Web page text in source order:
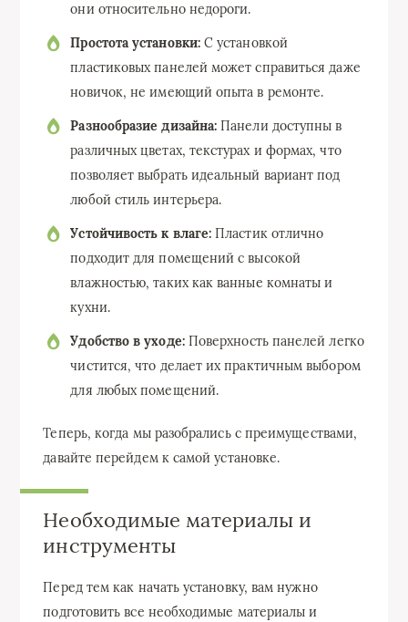
они относительно недороги.
Простота установки:С установкой
пластиковых панелей может справиться даже
новичок, не имеющий опыта в ремонте.
Разнообразие дизайна: Панели доступны в
различных цветах, текстурах и формах, что
позволяет выбрать идеальный вариант под
любой стиль интерьера.
Устойчивость к влаге: Пластик отлично
подходит для помещений с высокой
влажностью, таких как ванные комнаты и
кухни.
Удобство в уходе:Поверхность панелей легко
чистится, что делает их практичным выбором
для любых помещений.
Теперь, когда мы разобрались с преимуществами,
давайте перейдем к самой установке.
Необходимые материалы и
инструменты
Перед тем как начать установку, вам нужно
подготовить все необходимые материалы и